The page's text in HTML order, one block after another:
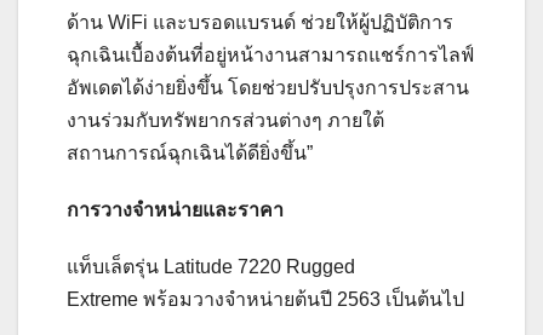
ด้าน WiFi และบรอดแบรนด์ ช่วยให้ผู้ปฏิบัติการ
ฉุกเฉินเบื้องต้นที่อยู่หน้างานสามารถแชร์การไลฟ์
อัพเดตได้ง่ายยิ่งขึ้น โดยช่วยปรับปรุงการประสาน
งานร่วมกับทรัพยากรส่วนต่างๆ ภายใต้
สถานการณ์ฉุกเฉินได้ดียิ่งขึ้น”
การวางจำหน่ายและราคา
แท็บเล็ตรุ่น Latitude 7220 Rugged
Extreme พร้อมวางจำหน่ายต้นปี 2563 เป็นต้นไป